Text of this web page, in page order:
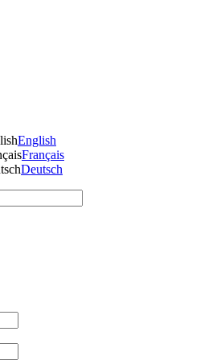
English
Français
Deutsch